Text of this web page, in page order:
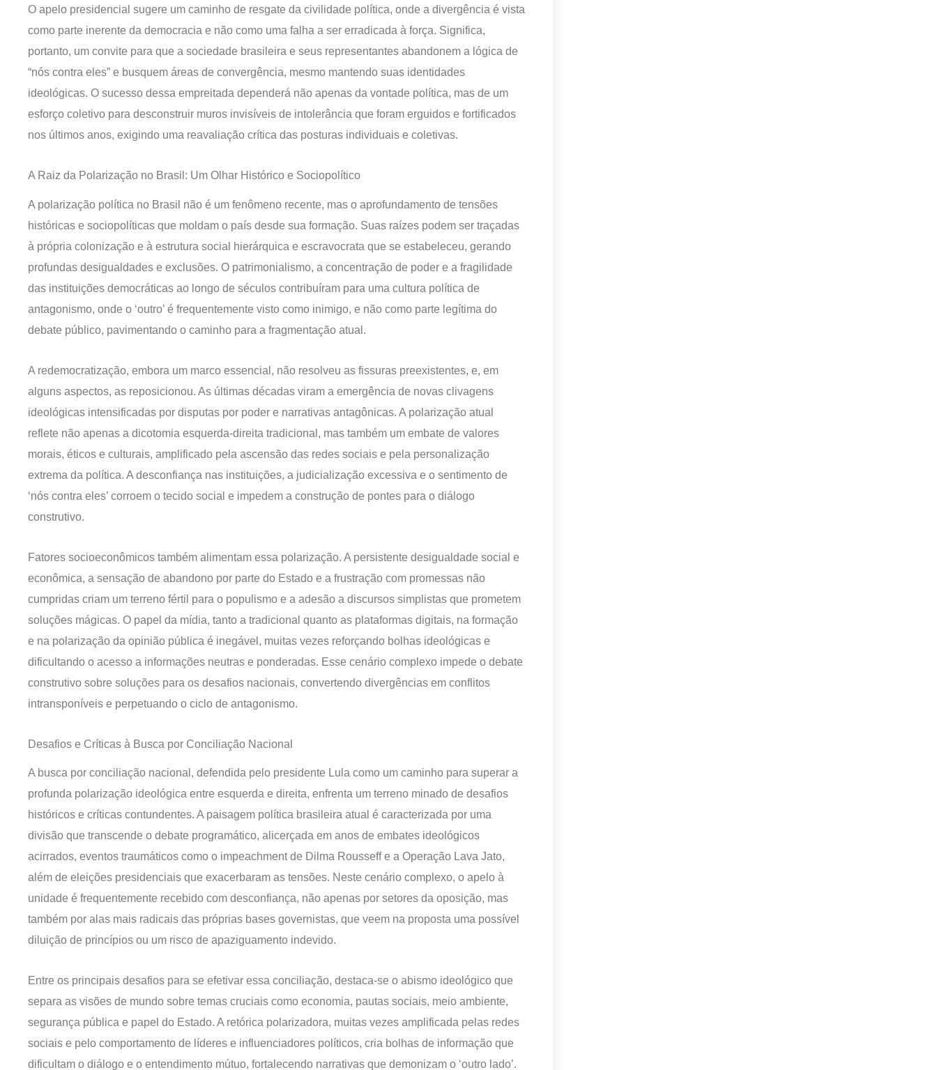
O apelo presidencial sugere um caminho de resgate da civilidade política, onde a divergência é vista
como parte inerente da democracia e não como uma falha a ser erradicada à força. Significa,
portanto, um convite para que a sociedade brasileira e seus representantes abandonem a lógica de
“nós contra eles” e busquem áreas de convergência, mesmo mantendo suas identidades
ideológicas. O sucesso dessa empreitada dependerá não apenas da vontade política, mas de um
esforço coletivo para desconstruir muros invisíveis de intolerância que foram erguidos e fortificados
nos últimos anos, exigindo uma reavaliação crítica das posturas individuais e coletivas.
A Raiz da Polarização no Brasil: Um Olhar Histórico e Sociopolítico
A polarização política no Brasil não é um fenômeno recente, mas o aprofundamento de tensões
históricas e sociopolíticas que moldam o país desde sua formação. Suas raízes podem ser traçadas
à própria colonização e à estrutura social hierárquica e escravocrata que se estabeleceu, gerando
profundas desigualdades e exclusões. O patrimonialismo, a concentração de poder e a fragilidade
das instituições democráticas ao longo de séculos contribuíram para uma cultura política de
antagonismo, onde o ‘outro’ é frequentemente visto como inimigo, e não como parte legítima do
debate público, pavimentando o caminho para a fragmentação atual.
A redemocratização, embora um marco essencial, não resolveu as fissuras preexistentes, e, em
alguns aspectos, as reposicionou. As últimas décadas viram a emergência de novas clivagens
ideológicas intensificadas por disputas por poder e narrativas antagônicas. A polarização atual
reflete não apenas a dicotomia esquerda-direita tradicional, mas também um embate de valores
morais, éticos e culturais, amplificado pela ascensão das redes sociais e pela personalização
extrema da política. A desconfiança nas instituições, a judicialização excessiva e o sentimento de
‘nós contra eles’ corroem o tecido social e impedem a construção de pontes para o diálogo
construtivo.
Fatores socioeconômicos também alimentam essa polarização. A persistente desigualdade social e
econômica, a sensação de abandono por parte do Estado e a frustração com promessas não
cumpridas criam um terreno fértil para o populismo e a adesão a discursos simplistas que prometem
soluções mágicas. O papel da mídia, tanto a tradicional quanto as plataformas digitais, na formação
e na polarização da opinião pública é inegável, muitas vezes reforçando bolhas ideológicas e
dificultando o acesso a informações neutras e ponderadas. Esse cenário complexo impede o debate
construtivo sobre soluções para os desafios nacionais, convertendo divergências em conflitos
intransponíveis e perpetuando o ciclo de antagonismo.
Desafios e Críticas à Busca por Conciliação Nacional
A busca por conciliação nacional, defendida pelo presidente Lula como um caminho para superar a
profunda polarização ideológica entre esquerda e direita, enfrenta um terreno minado de desafios
históricos e críticas contundentes. A paisagem política brasileira atual é caracterizada por uma
divisão que transcende o debate programático, alicerçada em anos de embates ideológicos
acirrados, eventos traumáticos como o impeachment de Dilma Rousseff e a Operação Lava Jato,
além de eleições presidenciais que exacerbaram as tensões. Neste cenário complexo, o apelo à
unidade é frequentemente recebido com desconfiança, não apenas por setores da oposição, mas
também por alas mais radicais das próprias bases governistas, que veem na proposta uma possível
diluição de princípios ou um risco de apaziguamento indevido.
Entre os principais desafios para se efetivar essa conciliação, destaca-se o abismo ideológico que
separa as visões de mundo sobre temas cruciais como economia, pautas sociais, meio ambiente,
segurança pública e papel do Estado. A retórica polarizadora, muitas vezes amplificada pelas redes
sociais e pelo comportamento de líderes e influenciadores políticos, cria bolhas de informação que
dificultam o diálogo e o entendimento mútuo, fortalecendo narrativas que demonizam o ‘outro lado’.